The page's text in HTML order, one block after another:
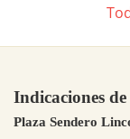
Indicaciones
Plaza Sendero